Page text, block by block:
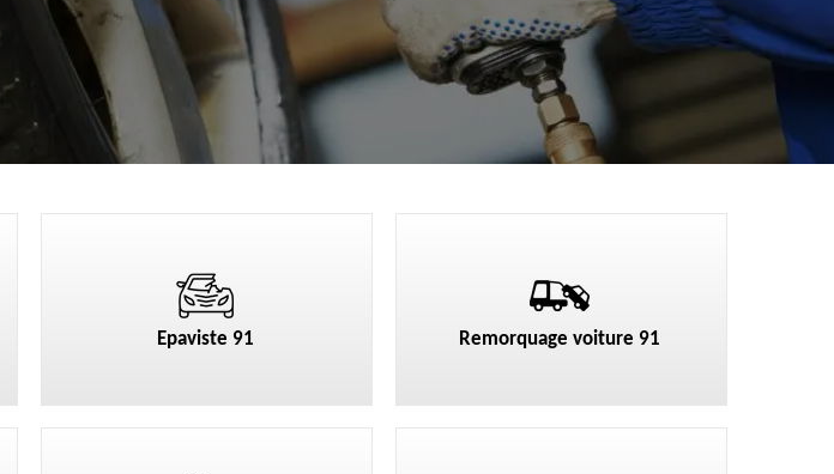
Epaviste 91 Remorquage voiture 91